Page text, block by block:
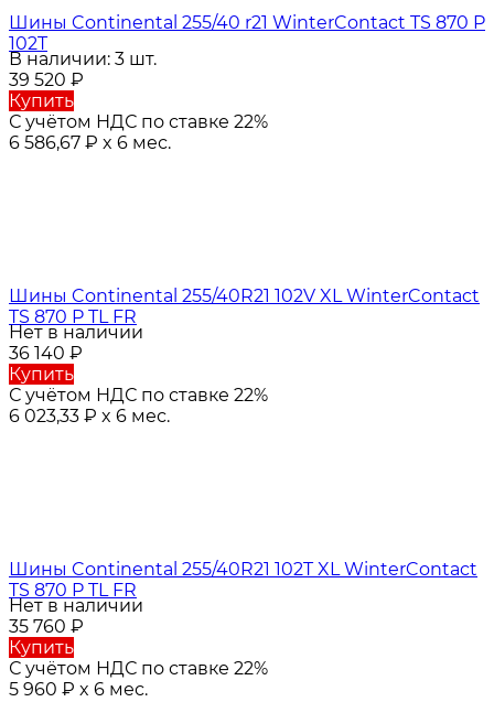
Шины Continental 255/40 r21 WinterContact TS 870 P
102T
В наличии: 3 шт.
39 520 ₽
Купить
С учётом НДС по ставке 22%
6 586,67 ₽ x 6 мес.
Шины Continental 255/40R21 102V XL WinterContact
TS 870 P TL FR
Нет в наличии
36 140 ₽
Купить
С учётом НДС по ставке 22%
6 023,33 ₽ x 6 мес.
Шины Continental 255/40R21 102T XL WinterContact
TS 870 P TL FR
Нет в наличии
35 760 ₽
Купить
С учётом НДС по ставке 22%
5 960 ₽ x 6 мес.